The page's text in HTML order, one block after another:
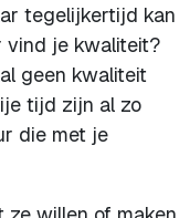
tegelijkertijd kan
vind je kwaliteit?
geen kwaliteit
tijd zijn al zo
die met je